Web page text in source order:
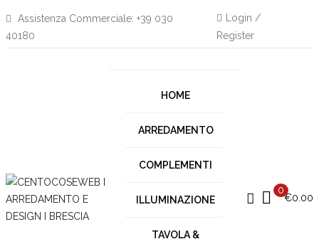
Assistenza Commerciale: +39 030
40180
Login /
Register
HOME
ARREDAMENTO
COMPLEMENTI
ILLUMINAZIONE
TAVOLA &
0
€0.00